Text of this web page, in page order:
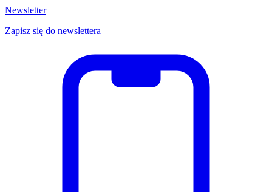
Newsletter
Zapisz się do newslettera